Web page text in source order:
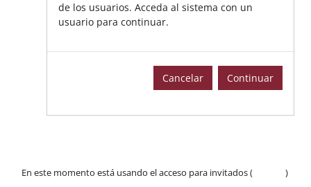
de los usuarios. Acceda al sistema con un
usuario para continuar.
Cancelar Continuar
En este momento está usando el acceso para invitados (
)